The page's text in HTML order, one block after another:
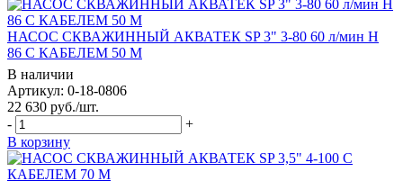
НАСОС СКВАЖИННЫЙ АКВАТЕК SP 3" 3-80 60 л/мин H
86 С КАБЕЛЕМ 50 М
В наличии
Артикул: 0-18-0806
22 630 руб./шт.
-
+
В корзину